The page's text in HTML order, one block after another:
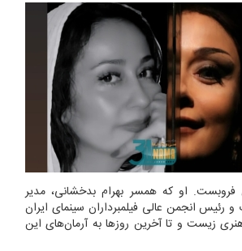
فروبست. او که همسر بهرام بدخشانی، مدیر
رئیس انجمن عالی فیلمبرداران سینمای ایران
زیست و تا آخرین روزها به آرمان‌های این